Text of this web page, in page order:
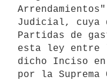
Judicial, cuya
Partidas de
esta ley entre
dicho Inciso
por la